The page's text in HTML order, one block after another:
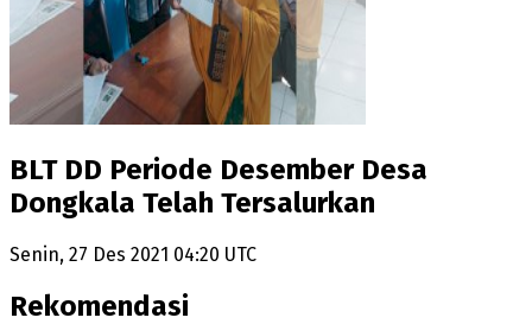
BLT DD Periode Desember Desa
Dongkala Telah Tersalurkan
Senin, 27 Des 2021 04:20 UTC
Rekomendasi